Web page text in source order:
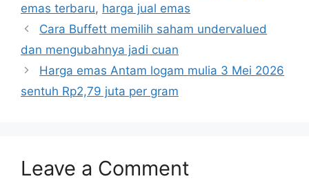
emas terbaru, harga jual emas
Cara Buffett memilih saham undervalued
dan mengubahnya jadi cuan
Harga emas Antam logam mulia 3 Mei 2026
sentuh Rp2,79 juta per gram
Leave a Comment